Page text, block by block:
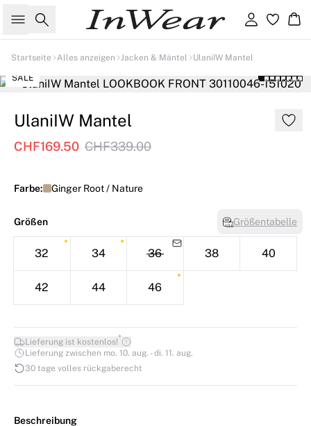
Suche Einloggen
Startseite Alles anzeigen Jacken & Mäntel UlaniIW Mantel
SALE
UlaniIW Mantel
CHF169.50 CHF339.00
Farbe: Ginger Root / Nature
Größen Größentabelle
32 34 36 38 40
42 44 46
Lieferung ist kostenlos!*
Lieferung zwischen mo. 10. aug. - di. 11. aug.
30 tage volles rückgaberecht
Beschreibung